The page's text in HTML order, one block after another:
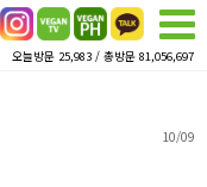
오늘방문 25,983 / 총방문 81,056,697
10/09